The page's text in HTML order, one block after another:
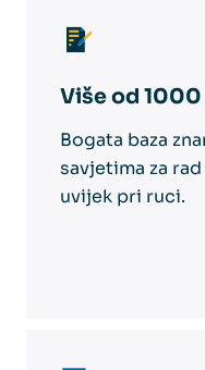
Više od
Bogata baza
savjetima za
uvijek pri ruci.